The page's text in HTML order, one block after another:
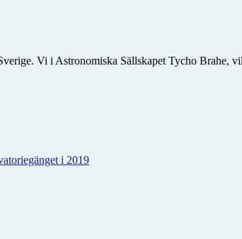
Vi i Astronomiska Sällskapet Tycho
i 2019